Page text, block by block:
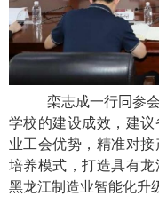
栾志成一行同参
学校的建设成效，建
业工会优势，精准对
培养模式，打造具有
黑龙江制造业智能化升